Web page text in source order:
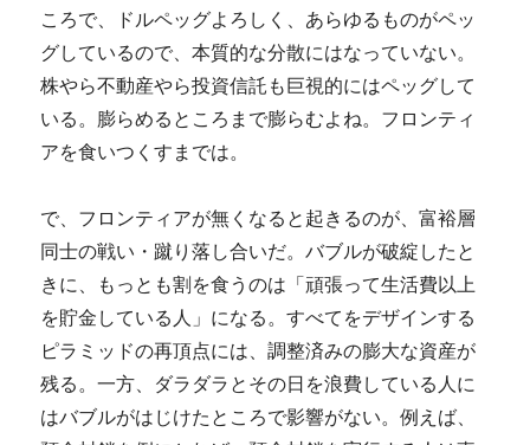
ころで、ドルペッグよろしく、あらゆるものがペッ
グしているので、本質的な分散にはなっていない。
株やら不動産やら投資信託も巨視的にはペッグして
いる。膨らめるところまで膨らむよね。フロンティ
アを食いつくすまでは。
で、フロンティアが無くなると起きるのが、富裕層
同士の戦い・蹴り落し合いだ。バブルが破綻したと
きに、もっとも割を食うのは「頑張って生活費以上
を貯金している人」になる。すべてをデザインする
ピラミッドの再頂点には、調整済みの膨大な資産が
残る。一方、ダラダラとその日を浪費している人に
はバブルがはじけたところで影響がない。例えば、